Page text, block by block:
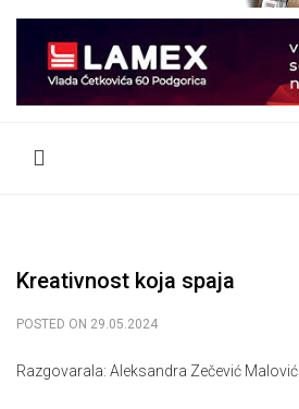
Kreativnost koja spaja
POSTED ON 29.05.2024
Razgovarala: Aleksandra Zečević Malović